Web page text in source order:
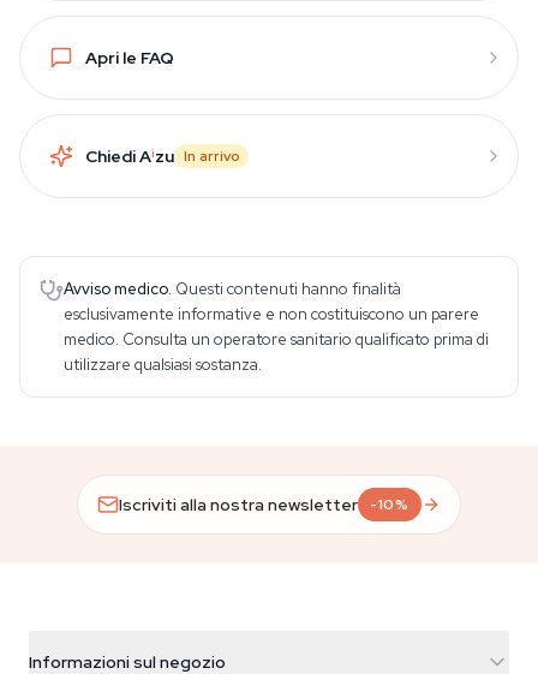
Apri le FAQ
Chiedi Aizu In arrivo
Avviso medico. Questi contenuti hanno finalità
esclusivamente informative e non costituiscono un parere
medico. Consulta un operatore sanitario qualificato prima di
utilizzare qualsiasi sostanza.
Iscriviti alla nostra newsletter -10%
Informazioni sul negozio